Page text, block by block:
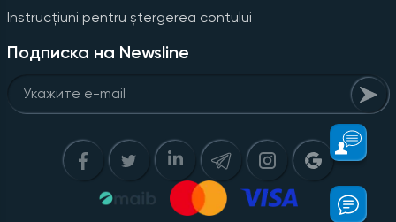
Instrucțiuni pentru ștergerea contului
Подписка на Newsline